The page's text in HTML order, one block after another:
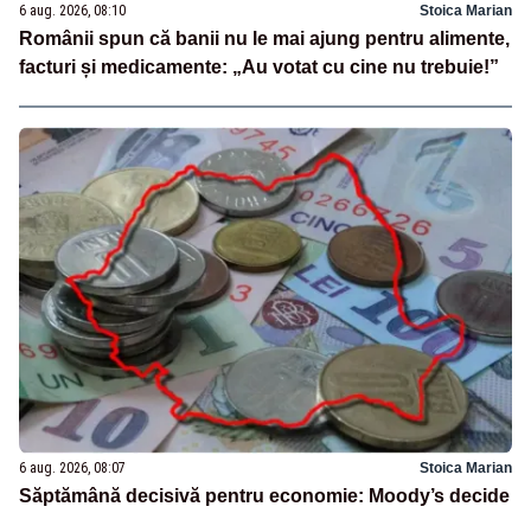
6 aug. 2026, 08:10 Stoica Marian
Românii spun că banii nu le mai ajung pentru alimente,
facturi și medicamente: „Au votat cu cine nu trebuie!”
6 aug. 2026, 08:07 Stoica Marian
Săptămână decisivă pentru economie: Moody’s decide